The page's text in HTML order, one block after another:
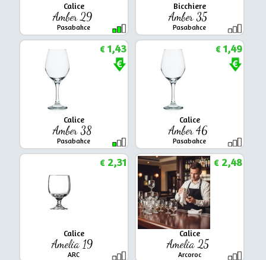
Calice
Amber 29
Pasabahce
Bicchiere
Amber 35
Pasabahce
Calice
Amber 38
Pasabahce
€1,43
Calice
Amber 46
Pasabahce
€1,49
Calice
Amelia 19
ARC
€2,31
Calice
Amelia 25
Arcoroc
€2,48